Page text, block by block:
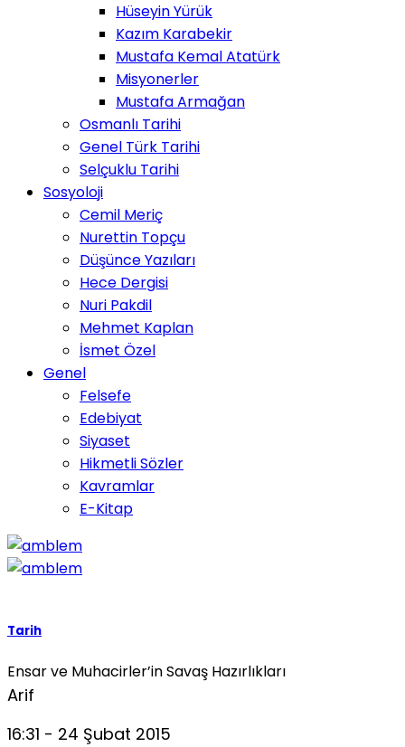
Hüseyin Yürük
Kazım Karabekir
Mustafa Kemal Atatürk
Misyonerler
Mustafa Armağan
Osmanlı Tarihi
Genel Türk Tarihi
Selçuklu Tarihi
Sosyoloji
Cemil Meriç
Nurettin Topçu
Düşünce Yazıları
Hece Dergisi
Nuri Pakdil
Mehmet Kaplan
İsmet Özel
Genel
Felsefe
Edebiyat
Siyaset
Hikmetli Sözler
Kavramlar
E-Kitap
Tarih
Ensar ve Muhacirler’in Savaş Hazırlıkları
Arif
16:31 - 24 Şubat 2015